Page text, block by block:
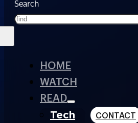
Search
HOME
WATCH
READ
Tech
CONTACT